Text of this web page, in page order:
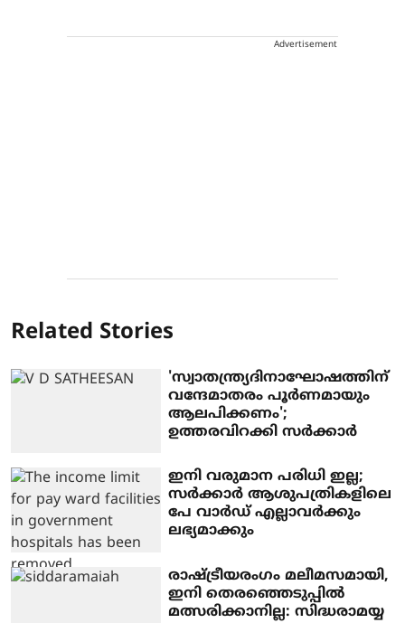
Advertisement
Related Stories
'സ്വാതന്ത്ര്യദിനാഘോഷത്തിന്
വന്ദേമാതരം പൂര്‍ണമായും
ആലപിക്കണം';
ഉത്തരവിറക്കി സര്‍ക്കാര്‍
ഇനി വരുമാന പരിധി ഇല്ല;
സര്‍ക്കാര്‍ ആശുപത്രികളിലെ
പേ വാര്‍ഡ് എല്ലാവര്‍ക്കും
ലഭ്യമാക്കും
രാഷ്ട്രീയരംഗം മലീമസമായി,
ഇനി തെരഞ്ഞെടുപ്പില്‍
മത്സരിക്കാനില്ല: സിദ്ധരാമയ്യ